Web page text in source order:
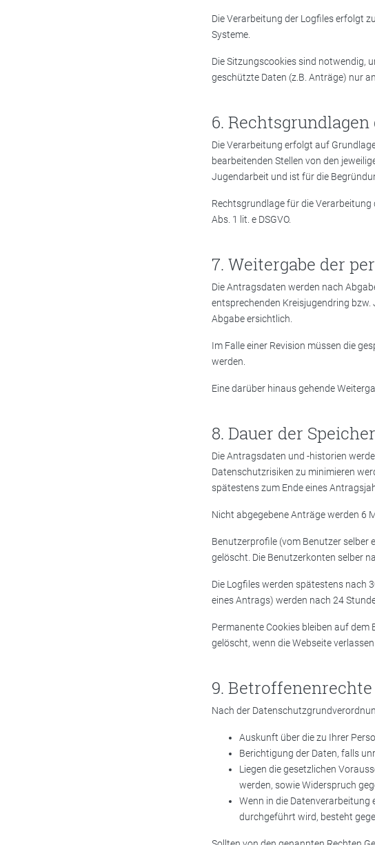
Die Verarbeitung der Logfiles erfolgt
Systeme.
Die Sitzungscookies sind notwendig,
geschützte Daten (z.B. Anträge) nur
Die Verarbeitung erfolgt auf
bearbeitenden Stellen von den
Jugendarbeit und ist für die
Rechtsgrundlage für die
Abs. 1 lit. e DSGVO.
Weitergabe der
Die Antragsdaten werden nach
entsprechenden Kreisjugendring
Abgabe ersichtlich.
Im Falle einer Revision müssen die
werden.
Eine darüber hinaus gehende
Dauer der
Die Antragsdaten und -historien
Datenschutzrisiken zu minimieren
spätestens zum Ende eines
Nicht abgegebene Anträge werden 6
Benutzerprofile (vom Benutzer
gelöscht. Die Benutzerkonten selber
Die Logfiles werden spätestens nach
eines Antrags) werden nach 24
Permanente Cookies bleiben auf
gelöscht, wenn die Webseite
Betroffenenrechte
Nach der
Auskunft über die zu Ihrer
Berichtigung der Daten, falls
Liegen die gesetzlichen
werden, sowie Widerspruch
Wenn in die
durchgeführt wird, besteht